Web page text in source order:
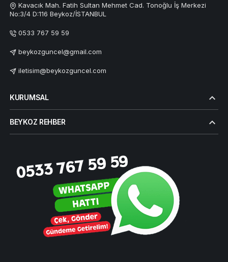
Kavacık Mah. Fatih Sultan Mehmet Cad. Tonoğlu İş Merkezi
No:3/4 D:116 Beykoz/İSTANBUL
0533 767 59 59
beykozguncel@gmail.com
iletisim@beykozguncel.com
KURUMSAL
BEYKOZ REHBER